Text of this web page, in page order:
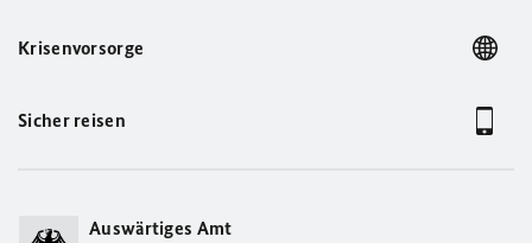
Krisenvorsorge
Sicher reisen
Auswärtiges Amt